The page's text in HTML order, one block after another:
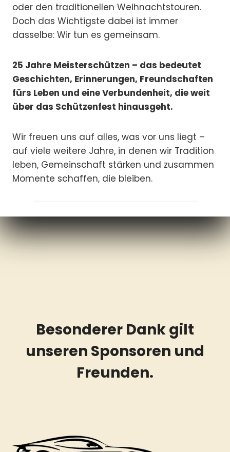
oder den traditionellen Weihnachtstouren.
Doch das Wichtigste dabei ist immer
dasselbe: Wir tun es gemeinsam.
25 Jahre Meisterschützen – das bedeutet
Geschichten, Erinnerungen, Freundschaften
fürs Leben und eine Verbundenheit, die weit
über das Schützenfest hinausgeht.
Wir freuen uns auf alles, was vor uns liegt –
auf viele weitere Jahre, in denen wir Tradition
leben, Gemeinschaft stärken und zusammen
Momente schaffen, die bleiben.
Besonderer Dank gilt
unseren Sponsoren und
Freunden.